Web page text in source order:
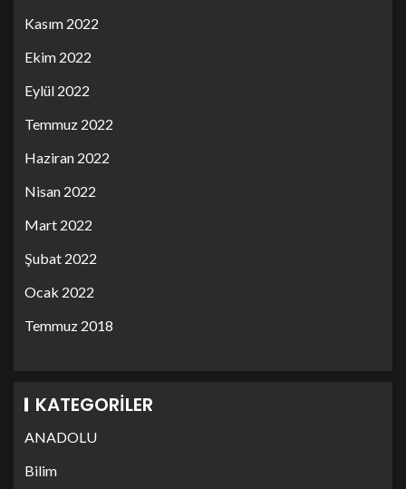
Kasım 2022
Ekim 2022
Eylül 2022
Temmuz 2022
Haziran 2022
Nisan 2022
Mart 2022
Şubat 2022
Ocak 2022
Temmuz 2018
KATEGORILER
ANADOLU
Bilim